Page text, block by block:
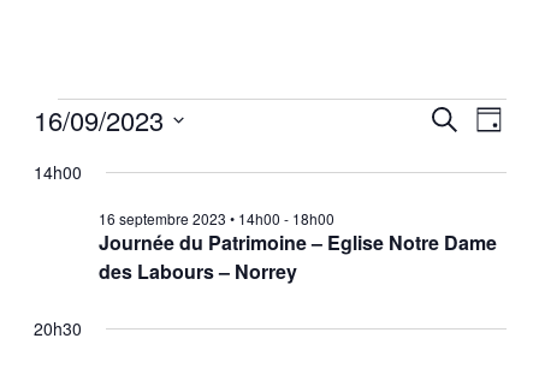
Évènements
for
septembre
2023
vues
Recherche
vues
Jour
16/09/2023
une
14h00
Journée du Patrimoine – Eglise Notre Dame
des Labours – Norrey
16 septembre 2023 • 14h00 - 18h00
20h30